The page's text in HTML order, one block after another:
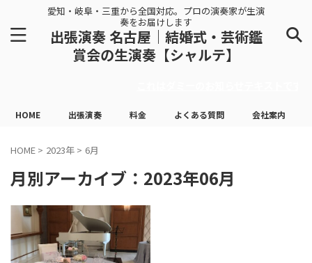
愛知・岐阜・三重から全国対応。プロの演奏家が生演
奏をお届けします
出張演奏 名古屋｜結婚式・芸術鑑
賞会の生演奏【シャルテ】
HOME 出張演奏 料金 よくある質問 会社案内
HOME > 2023年 > 6月
月別アーカイブ：2023年06月